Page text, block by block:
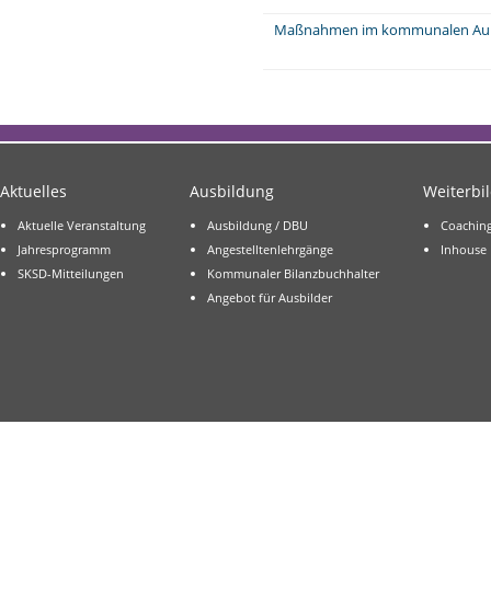
Maßnahmen im kommunalen
Aktuelles
Aktuelle Veranstaltung
Jahresprogramm
SKSD-Mitteilungen
Ausbildung
Ausbildung / DBU
Angestelltenlehrgänge
Kommunaler Bilanzbuchhalter
Angebot für Ausbilder
Inhouse